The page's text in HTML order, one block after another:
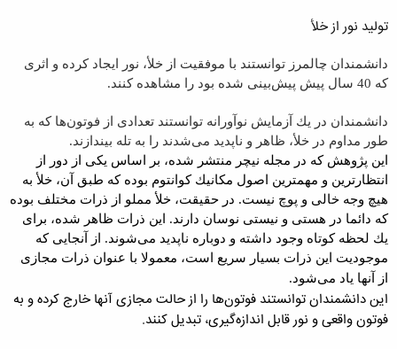
تولید نور از خلأ
دانشمندان چالمرز توانستند با موفقیت از خلأ، نور ایجاد كرده و اثری
كه 40 سال پیش پیش‌بینی شده بود را مشاهده كنند.
دانشمندان در یك آزمایش نوآورانه توانستند تعدادی از فوتون‌ها كه به
طور مداوم در خلأ، ظاهر و ناپدید می‌شدند را به تله بیندازند.
این پژوهش كه در مجله نیچر منتشر شده، بر اساس یكی از دور از
انتظارترین و مهمترین اصول مكانیك كوانتوم بوده كه طبق آن، خلأ به
هیچ وجه خالی و پوچ نیست. در حقیقت، خلأ مملو از ذرات مختلف بوده
كه دائما در هستی و نیستی نوسان دارند. این ذرات ظاهر شده، برای
یك لحظه كوتاه وجود داشته و دوباره ناپدید می‌شوند. از آنجایی كه
موجودیت این ذرات بسیار سریع است، معمولا با عنوان ذرات مجازی
از آنها یاد می‌شود.
این دانشمندان توانستند فوتون‌ها را از حالت مجازی آنها خارج كرده و به
فوتون واقعی و نور قابل اندازه‌گیری، تبدیل كنند.